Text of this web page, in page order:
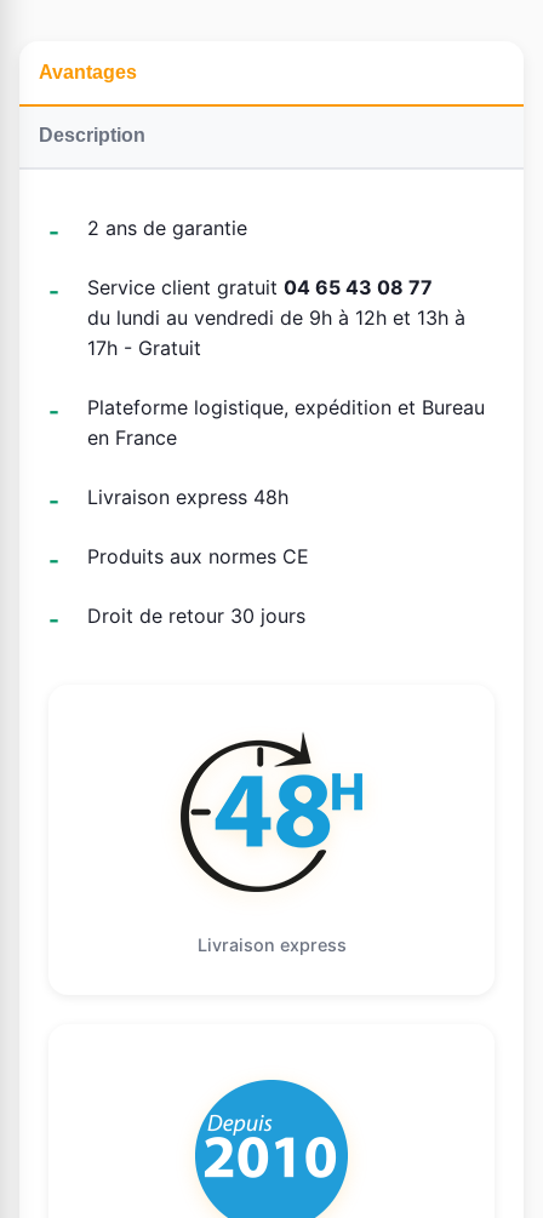
Avantages
Description
2 ans de garantie
Service client gratuit 04 65 43 08 77
du lundi au vendredi de 9h à 12h et 13h à
17h - Gratuit
Plateforme logistique, expédition et Bureau
en France
Livraison express 48h
Produits aux normes CE
Droit de retour 30 jours
Livraison express